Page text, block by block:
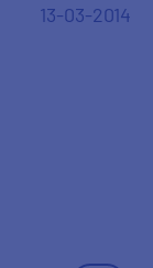
13-03-2014